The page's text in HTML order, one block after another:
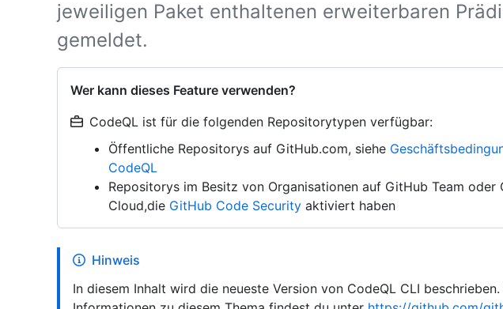
jeweiligen Paket enthaltenen erweiterbaren
gemeldet.
Wer kann dieses Feature verwenden?
CodeQL ist für die folgenden Repositorytypen verfügbar:
Öffentliche Repositorys auf GitHub.com, siehe
CodeQL
Repositorys im Besitz von Organisationen auf GitHub Team oder
Cloud,die GitHub Code Security aktiviert haben
Hinweis
In diesem Inhalt wird die neueste Version von CodeQL CLI beschrieben.